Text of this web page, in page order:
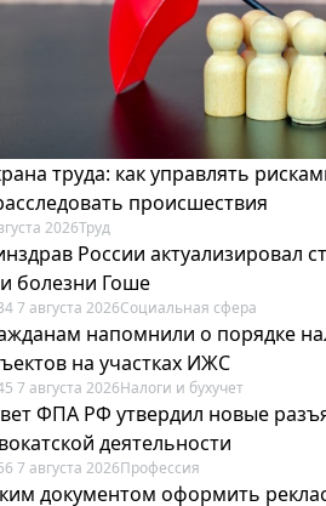
труда: как управлять
происшествия
2026Труд
России актуализировал
болезни Гоше
7 августа 2026Социальная сфера
напомнили о порядке
на участках ИЖС
7 августа 2026Налоги и бухучет
ФПА РФ утвердил новые
деятельности
7 августа 2026Профессия
документом оформить